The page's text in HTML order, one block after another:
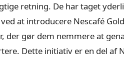
retning. De har taget
at introducere Nescafé
der gør dem nemmere at
Dette initiativ er en del af